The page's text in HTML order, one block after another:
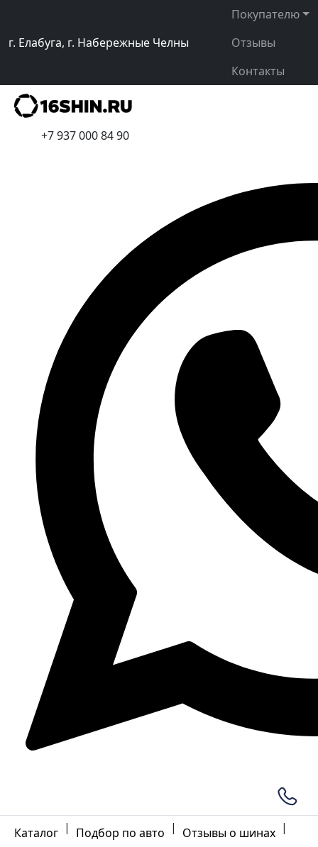
г. Елабуга, г. Набережные Челны
Покупателю
Отзывы
Контакты
+7 937 000 84 90
Каталог | Подбор по авто | Отзывы о шинах |